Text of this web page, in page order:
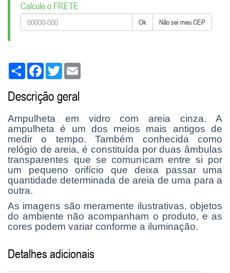
Calcule o FRETE
Ok Não sei meu CEP
Share FacebookTwitter
Descrição geral
Ampulheta em vidro com areia cinza. A
ampulheta é um dos meios mais antigos de
medir o tempo. Também conhecida como
relógio de areia, é constituída por duas âmbulas
transparentes que se comunicam entre si por
um pequeno orifício que deixa passar uma
quantidade determinada de areia de uma para a
outra.
As imagens são meramente ilustrativas, objetos
do ambiente não acompanham o produto, e as
cores podem variar conforme a iluminação.
Detalhes adicionais